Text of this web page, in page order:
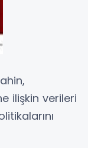
ilişkin verileri